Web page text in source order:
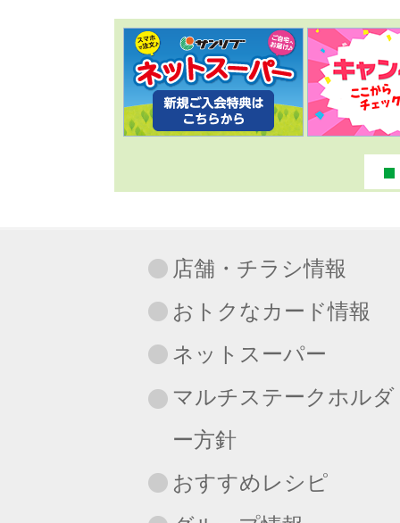
店舗・チラシ情報
おトクなカード情報
ネットスーパー
マルチステークホルダ
ー方針
おすすめレシピ